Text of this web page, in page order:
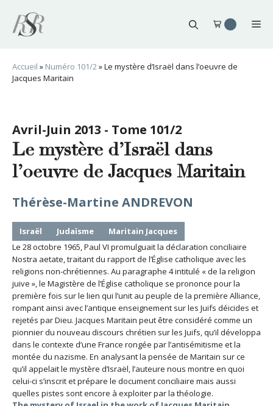
contenu
Accueil » Numéro 101/2»Le mystère d’Israël dans l’oeuvre de
Jacques Maritain
Avril-Juin 2013 - Tome 101/2
Le mystère d’Israël dans
l’oeuvre de Jacques Maritain
Thérèse-Martine ANDREVON
Israël Judaïsme
Maritain Jacques
Le 28 octobre 1965, Paul VI promulguait la déclaration conciliaire
Nostra aetate, traitant du rapport de l’Église catholique avec les
religions non-chrétiennes. Au paragraphe 4 intitulé « de la religion
juive », le Magistère de l’Église catholique se prononce pour la
première fois sur le lien qui l’unit au peuple de la première Alliance,
rompant ainsi avec l’antique enseignement sur les Juifs déicides et
rejetés par Dieu. Jacques Maritain peut être considéré comme un
pionnier du nouveau discours chrétien sur les Juifs, qu’il développa
dans le contexte d’une France rongée par l’antisémitisme et la
montée du nazisme. En analysant la pensée de Maritain sur ce
qu’il appelait le mystère d’Israël, l’auteure nous montre en quoi
celui-ci s’inscrit et prépare le document conciliaire mais aussi
quelles pistes sont encore à exploiter par la théologie.